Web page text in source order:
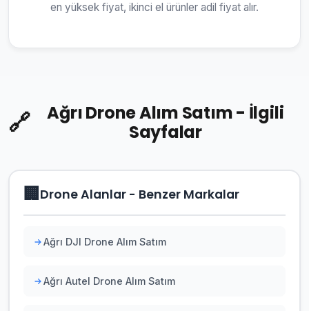
en yüksek fiyat, ikinci el ürünler adil fiyat alır.
🔗
Ağrı Drone Alım Satım - İlgili
Sayfalar
🏢Drone Alanlar - Benzer Markalar
Ağrı DJI Drone Alım Satım
Ağrı Autel Drone Alım Satım